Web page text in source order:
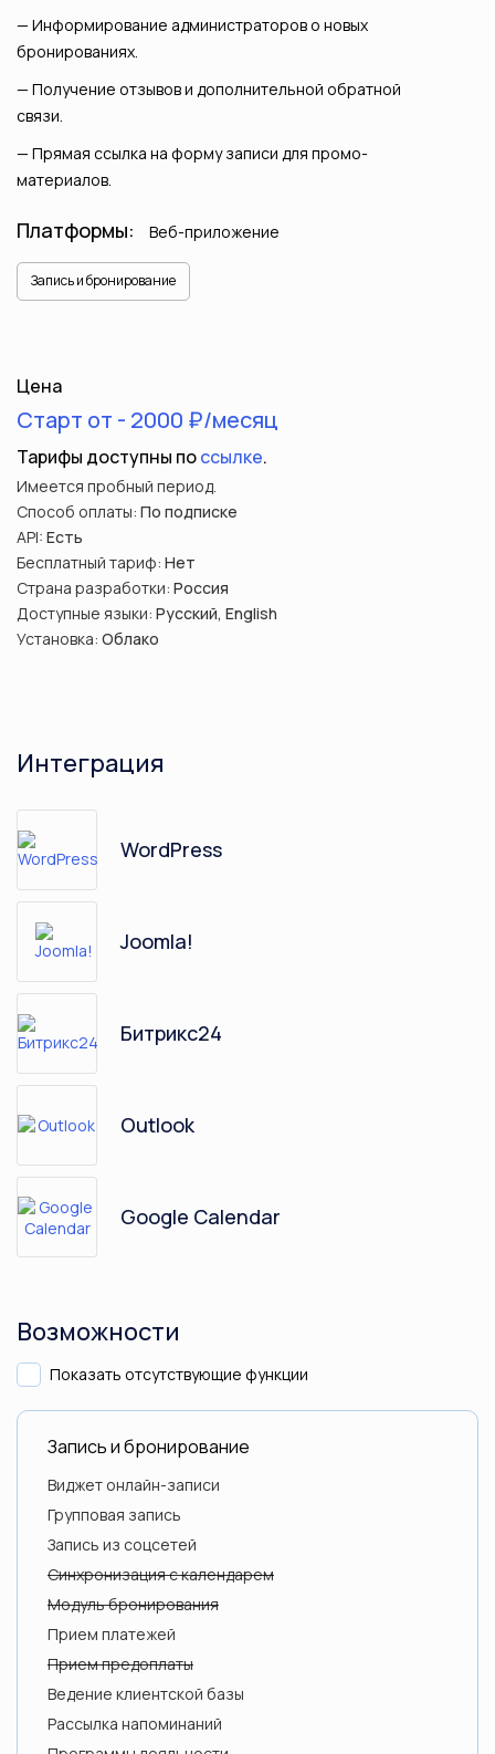
Информирование администраторов о новых
бронированиях.
Получение отзывов и дополнительной обратной
связи.
Прямая ссылка на форму записи для промо-
материалов.
Платформы: Веб-приложение
Запись и бронирование
Цена
Старт от - 2000 ₽/месяц
Тарифы доступны поссылке.
Имеется пробный период.
Способ оплаты: По подписке
API: Есть
Бесплатный тариф: Нет
Страна разработки: Россия
Доступные языки: Русский, English
Установка: Облако
Интеграция
WordPress
Joomla!
Битрикс24
Outlook
Google Calendar
Возможности
Показать отсутствующие функции
Запись и бронирование
Виджет онлайн-записи
Групповая запись
Запись из соцсетей
Синхронизация с календарем
Модуль бронирования
Прием платежей
Прием предоплаты
Ведение клиентской базы
Рассылка напоминаний